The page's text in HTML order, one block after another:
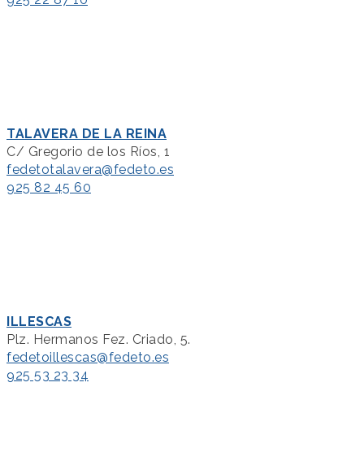
TALAVERA DE LA REINA
C/ Gregorio de los Ríos, 1
fedetotalavera@fedeto.es
925 82 45 60
ILLESCAS
Plz. Hermanos Fez. Criado, 5.
fedetoillescas@fedeto.es
925 53 23 34